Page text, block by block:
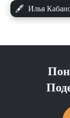
🖋 Илья